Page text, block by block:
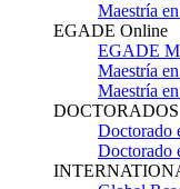
Maestría
EGADE Online
EGADE
Maestría
Maestría
DOCTORADOS
Doctorado
Doctorado